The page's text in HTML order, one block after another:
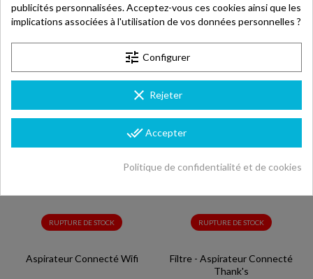
RUPTURE DE STOCK
Aspirateur Connecté Wifi
RUPTURE DE STOCK
Filtre - Aspirateur Connecté
Thank's
publicités personnalisées. Acceptez-vous ces cookies ainsi que les
implications associées à l'utilisation de vos données personnelles ?
tune Configurer
clear Rejeter
done_allAccepter
Politique de confidentialité et de cookies